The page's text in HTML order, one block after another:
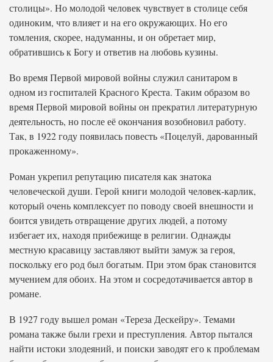
столицы». Но молодой человек чувствует в столице себя
одиноким, что влияет и на его окружающих. Но его
томления, скорее, надуманны, и он обретает мир,
обратившись к Богу и ответив на любовь кузины.
Во время Первой мировой войны служил санитаром в
одном из госпиталей Красного Креста. Таким образом во
время Первой мировой войны он прекратил литературную
деятельность, но после её окончания возобновил работу.
Так, в 1922 году появилась повесть «Поцелуй, дарованный
прокаженному».
Роман укрепил репутацию писателя как знатока
человеческой души. Герой книги молодой человек-карлик,
который очень комплексует по поводу своей внешности и
боится увидеть отвращение других людей, а потому
избегает их, находя прибежище в религии. Однажды
местную красавицу заставляют выйти замуж за героя,
поскольку его род был богатым. При этом брак становится
мучением для обоих. На этом и сосредотачивается автор в
романе.
В 1927 году вышел роман «Тереза Дескейру». Темами
романа также были грехи и преступления. Автор пытался
найти истоки злодеяний, и поиски заводят его к проблемам